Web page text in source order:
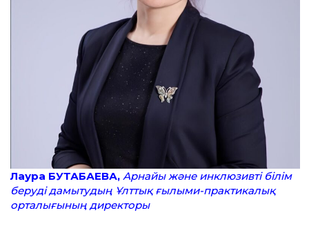
Лаура БУТАБАЕВА, Арнайы және инклюзивті білім
беруді дамытудың Ұлттық ғылыми-практикалық
орталығының директоры